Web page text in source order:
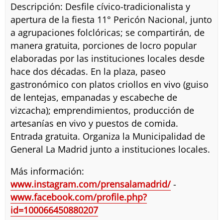
Descripción: Desfile cívico-tradicionalista y
apertura de la fiesta 11° Pericón Nacional, junto
a agrupaciones folclóricas; se compartirán, de
manera gratuita, porciones de locro popular
elaboradas por las instituciones locales desde
hace dos décadas. En la plaza, paseo
gastronómico con platos criollos en vivo (guiso
de lentejas, empanadas y escabeche de
vizcacha); emprendimientos, producción de
artesanías en vivo y puestos de comida.
Entrada gratuita. Organiza la Municipalidad de
General La Madrid junto a instituciones locales.
Más información:
www.instagram.com/prensalamadrid/-
www.facebook.com/profile.php?
id=100066450880207